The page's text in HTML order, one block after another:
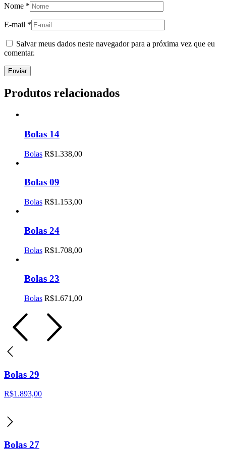
Nome *
E-mail *
Salvar meus dados neste navegador para a próxima vez que eu
comentar.
Produtos relacionados
Bolas 14
Bolas R$1.338,00
Bolas 09
Bolas R$1.153,00
Bolas 24
Bolas R$1.708,00
Bolas 23
Bolas R$1.671,00
Bolas 29
R$1.893,00
Bolas 27